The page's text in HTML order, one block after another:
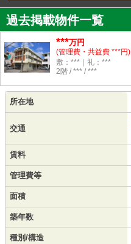
過去掲載物件一覧
***万円
(管理費・共益費 ***円)
敷：***｜礼：***
2階 / *** / ***
所在地
交通
賃料
管理費等
面積
築年数
種別/構造